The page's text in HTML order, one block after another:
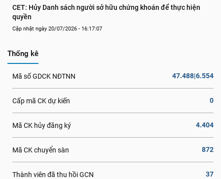
CET: Hủy Danh sách người sở hữu chứng khoán để thực hiện
quyền
Cập nhật ngày 20/07/2026 - 16:17:07
Thống kê
Mã số GDCK NĐTNN 47.488|6.554
Cấp mã CK dự kiến 0
Mã CK hủy đăng ký 4.404
Mã CK chuyển sàn 872
Thành viên đã thu hồi GCN 37